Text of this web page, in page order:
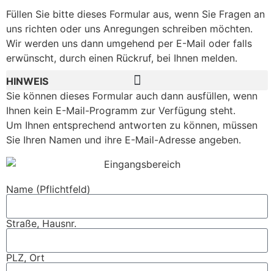
springen
Füllen Sie bitte dieses Formular aus, wenn Sie Fragen an
uns richten oder uns Anregungen schreiben möchten.
Wir werden uns dann umgehend per E-Mail oder falls
erwünscht, durch einen Rückruf, bei Ihnen melden.
HINWEIS
Sie können dieses Formular auch dann ausfüllen, wenn
Ihnen kein E-Mail-Programm zur Verfügung steht.
Um Ihnen entsprechend antworten zu können, müssen
Sie Ihren Namen und ihre E-Mail-Adresse angeben.
Name (Pflichtfeld)
Straße, Hausnr.
PLZ, Ort